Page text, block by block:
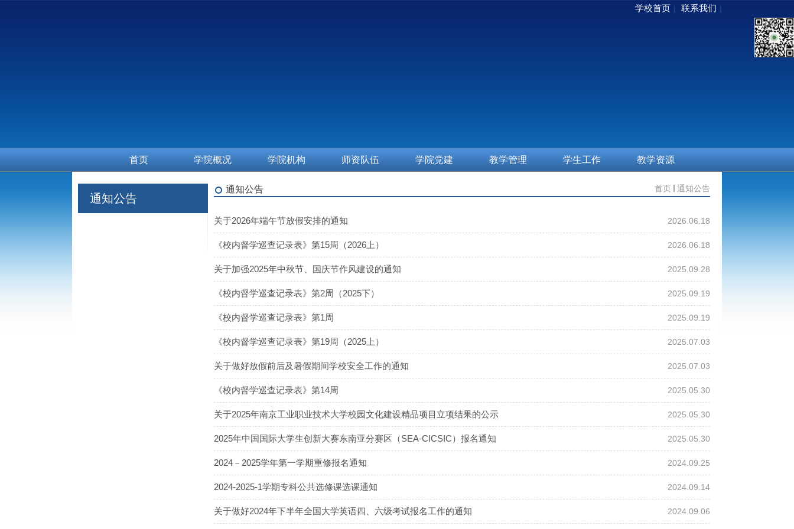
学校首页 | 联系我们 |
首页 学院概况 学院机构 师资队伍 学院党建 教学管理 学生工作 教学资源
通知公告
首页 通知公告
通知公告
2026.06.18
关于2026年端午节放假安排的通知
2026.06.18
《校内督学巡查记录表》第15周（2026上）
2025.09.28
关于加强2025年中秋节、国庆节作风建设的通知
2025.09.19
《校内督学巡查记录表》第2周（2025下）
2025.09.19
《校内督学巡查记录表》第1周
2025.07.03
《校内督学巡查记录表》第19周（2025上）
2025.07.03
关于做好放假前后及暑假期间学校安全工作的通知
2025.05.30
《校内督学巡查记录表》第14周
2025.05.30
关于2025年南京工业职业技术大学校园文化建设精品项目立项结果的公示
2025.05.30
2025年中国国际大学生创新大赛东南亚分赛区（SEA-CICSIC）报名通知
2024.09.25
2024－2025学年第一学期重修报名通知
2024.09.14
2024-2025-1学期专科公共选修课选课通知
2024.09.06
关于做好2024年下半年全国大学英语四、六级考试报名工作的通知